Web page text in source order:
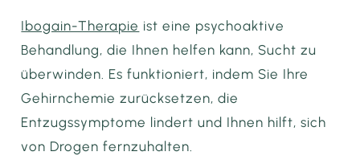
Ibogain-Therapie ist eine psychoaktive
Behandlung, die Ihnen helfen kann, Sucht zu
überwinden. Es funktioniert, indem Sie Ihre
Gehirnchemie zurücksetzen, die
Entzugssymptome lindert und Ihnen hilft, sich
von Drogen fernzuhalten.